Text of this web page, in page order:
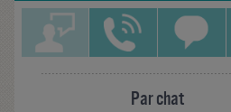
Par chat